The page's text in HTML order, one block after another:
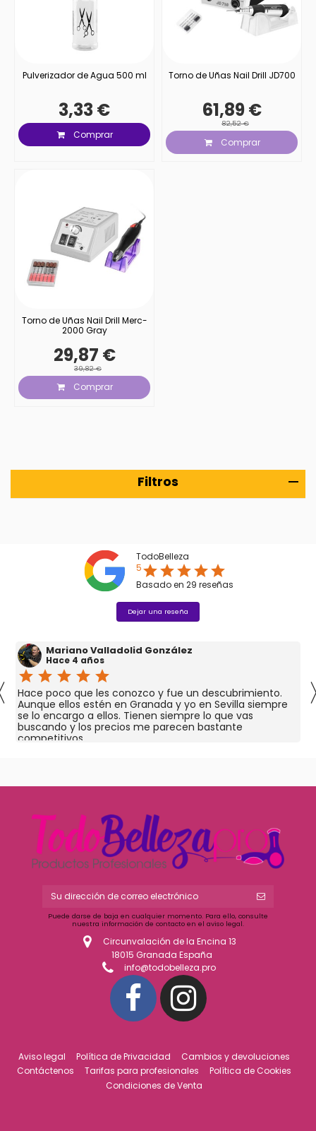
Pulverizador de Agua 500 ml
3,33 €
Comprar
Torno de Uñas Nail Drill JD700
61,89 €
82,52 €
Comprar
Torno de Uñas Nail Drill Merc-
2000 Gray
29,87 €
39,82 €
Comprar
Filtros
TodoBelleza
5starstarstarstarstar
Basado en 29 reseñas
Dejar una reseña
Mariano Valladolid González
Hace 4 años
star star star star star
Hace poco que les conozco y fue un descubrimiento.
Aunque ellos estén en Granada y yo en Sevilla siempre
se lo encargo a ellos. Tienen siempre lo que vas
buscando y los precios me parecen bastante
competitivos.
Puede darse de baja en cualquier momento. Para ello, consulte
nuestra información de contacto en el aviso legal.
Circunvalación de la Encina 13
18015 Granada España
info@todobelleza.pro
Aviso legal Política de Privacidad
Cambios y devoluciones
Contáctenos
Tarifas para profesionales
Política de Cookies
Condiciones de Venta